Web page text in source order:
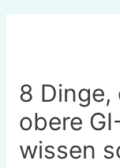
8 Dinge,
obere
wissen